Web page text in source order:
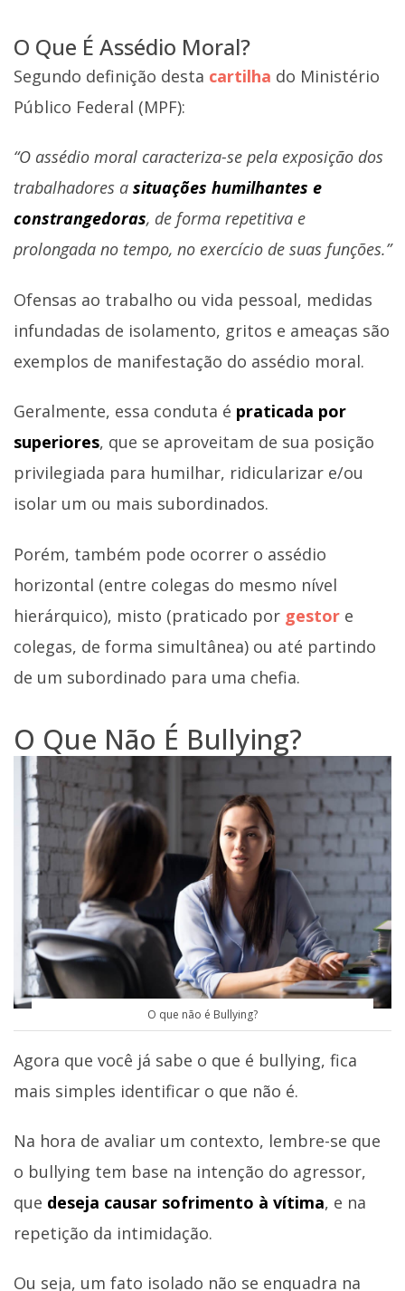
O Que É Assédio Moral?
Segundo definição desta cartilha do Ministério
Público Federal (MPF):
“O assédio moral caracteriza-se pela exposição dos
trabalhadores a situações humilhantes e
constrangedoras, de forma repetitiva e
prolongada no tempo, no exercício de suas funções.”
Ofensas ao trabalho ou vida pessoal, medidas
infundadas de isolamento, gritos e ameaças são
exemplos de manifestação do assédio moral.
Geralmente, essa conduta é praticada por
superiores, que se aproveitam de sua posição
privilegiada para humilhar, ridicularizar e/ou
isolar um ou mais subordinados.
Porém, também pode ocorrer o assédio
horizontal (entre colegas do mesmo nível
hierárquico), misto (praticado por gestor e
colegas, de forma simultânea) ou até partindo
de um subordinado para uma chefia.
O Que Não É Bullying?
O que não é Bullying?
Agora que você já sabe o que é bullying, fica
mais simples identificar o que não é.
Na hora de avaliar um contexto, lembre-se que
o bullying tem base na intenção do agressor,
que deseja causar sofrimento à vítima, e na
repetição da intimidação.
Ou seja, um fato isolado não se enquadra na